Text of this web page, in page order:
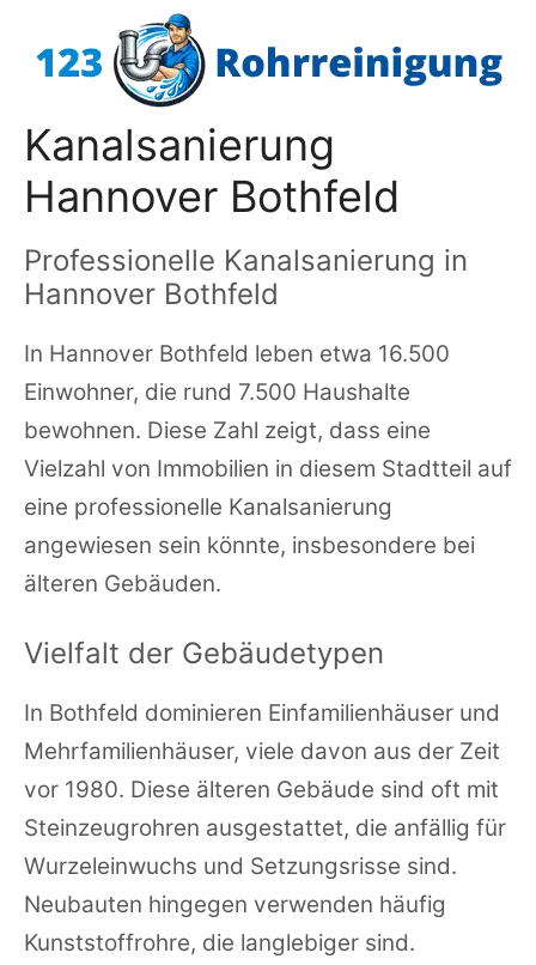
Inhalt
Kanalsanierung
Hannover Bothfeld
Professionelle Kanalsanierung in
Hannover Bothfeld
In Hannover Bothfeld leben etwa 16.500
Einwohner, die rund 7.500 Haushalte
bewohnen. Diese Zahl zeigt, dass eine
Vielzahl von Immobilien in diesem Stadtteil auf
eine professionelle Kanalsanierung
angewiesen sein könnte, insbesondere bei
älteren Gebäuden.
Vielfalt der Gebäudetypen
In Bothfeld dominieren Einfamilienhäuser und
Mehrfamilienhäuser, viele davon aus der Zeit
vor 1980. Diese älteren Gebäude sind oft mit
Steinzeugrohren ausgestattet, die anfällig für
Wurzeleinwuchs und Setzungsrisse sind.
Neubauten hingegen verwenden häufig
Kunststoffrohre, die langlebiger sind.